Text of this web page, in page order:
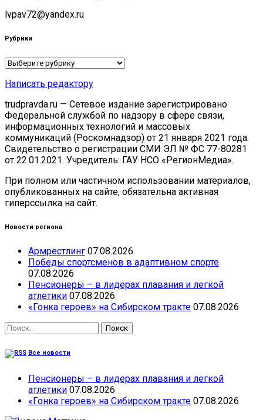
lvpav72@yandex.ru
Рубрики
Рубрики
Написать редактору
trudpravda.ru — Сетевое издание зарегистрировано
Федеральной службой по надзору в сфере связи,
информационных технологий и массовых
коммуникаций (Роскомнадзор) от 21 января 2021 года.
Свидетельство о регистрации СМИ ЭЛ № ФС 77-80281
от 22.01.2021. Учредитель: ГАУ НСО «РегионМедиа».
При полном или частичном использовании материалов,
опубликованных на сайте, обязательна активная
гиперссылка на сайт.
Новости региона
Армрестлинг 07.08.2026
Победы спортсменов в адаптивном спорте
07.08.2026
Пенсионеры – в лидерах плавания и легкой
атлетики 07.08.2026
«Гонка героев» на Сибирском тракте 07.08.2026
Найти:
Все новости
Пенсионеры – в лидерах плавания и легкой
атлетики 07.08.2026
«Гонка героев» на Сибирском тракте 07.08.2026